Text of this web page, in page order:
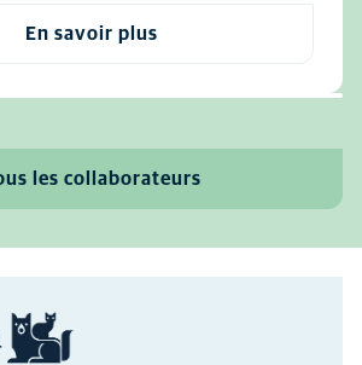
En savoir plus
les collaborateurs